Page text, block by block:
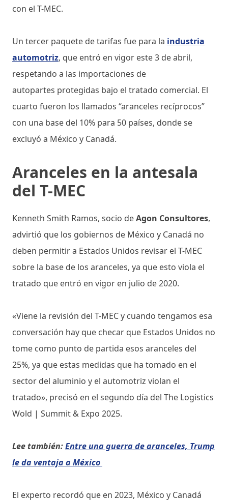
con el T-MEC.
Un tercer paquete de tarifas fue para la industria
automotriz, que entró en vigor este 3 de abril,
respetando a las importaciones de
autopartes protegidas bajo el tratado comercial. El
cuarto fueron los llamados “aranceles recíprocos”
con una base del 10% para 50 países, donde se
excluyó a México y Canadá.
Aranceles en la antesala
del T-MEC
Kenneth Smith Ramos, socio deAgon Consultores,
advirtió que los gobiernos de México y Canadá no
deben permitir a Estados Unidos revisar el T-MEC
sobre la base de los aranceles, ya que esto viola el
tratado que entró en vigor en julio de 2020.
«Viene la revisión del T-MEC y cuando tengamos esa
conversación hay que checar que Estados Unidos no
tome como punto de partida esos aranceles del
25%, ya que estas medidas que ha tomado en el
sector del aluminio y el automotriz violan el
tratado», precisó en el segundo día del The Logistics
Wold | Summit & Expo 2025.
Lee también:Entre una guerra de aranceles, Trump
le da ventaja a México
El experto recordó que en 2023, México y Canadá